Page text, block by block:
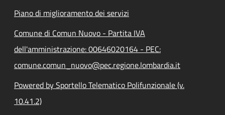
Piano di miglioramento dei servizi
Comune di Comun Nuovo - Partita IVA
dell'amministrazione: 00646020164 - PEC:
comune.comun_nuovo@pec.regione.lombardia.it
Powered by Sportello Telematico Polifunzionale (v.
10.41.2)